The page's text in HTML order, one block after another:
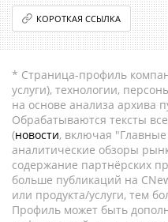
КОРОТКАЯ ССЫЛКА
* Страница-профиль
услуги), технологии,
на основе анализа архива
Обрабатываются тексты
(новости, включая
аналитические обзоры
содержание партнёрских
больше публикаций на
или продукта/услуги, тем
Профиль может быть